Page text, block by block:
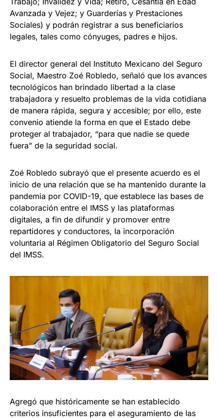
Avanzada y Vejez; y Guarderías y Prestaciones
Sociales) y podrán registrar a sus beneficiarios
legales, tales como cónyuges, padres e hijos.
El director general del Instituto Mexicano del Seguro
Social, Maestro Zoé Robledo, señaló que los avances
tecnológicos han brindado libertad a la clase
trabajadora y resuelto problemas de la vida cotidiana
de manera rápida, segura y accesible; por ello, este
convenio atiende la forma en que el Estado debe
proteger al trabajador, “para que nadie se quede
fuera” de la seguridad social.
Zoé Robledo subrayó que el presente acuerdo es el
inicio de una relación que se ha mantenido durante la
pandemia por COVID-19, que establece las bases de
colaboración entre el IMSS y las plataformas
digitales, a fin de difundir y promover entre
repartidores y conductores, la incorporación
voluntaria al Régimen Obligatorio del Seguro Social
del IMSS.
Agregó que históricamente se han establecido
criterios insuficientes para el aseguramiento de las